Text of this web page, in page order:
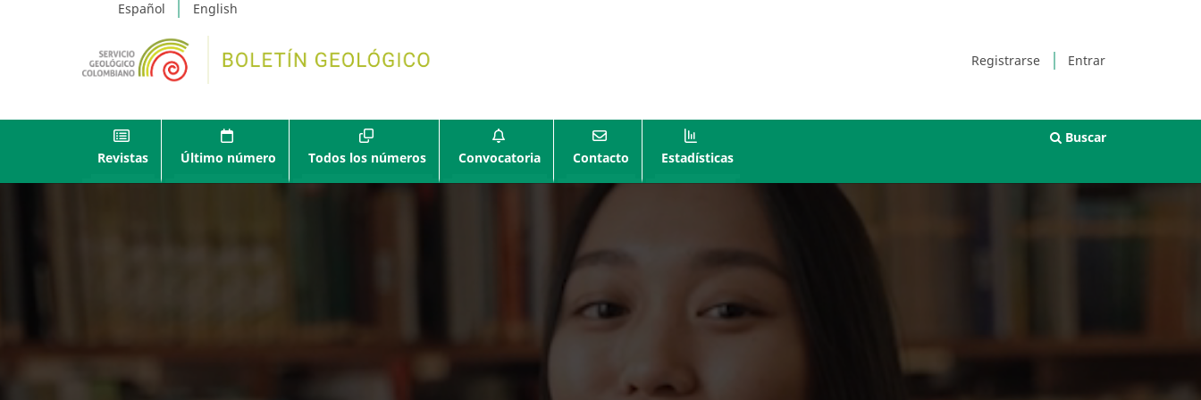
Español English
Registrarse Entrar
Revistas Último número Todos los números Convocatoria Contacto Estadísticas
Buscar